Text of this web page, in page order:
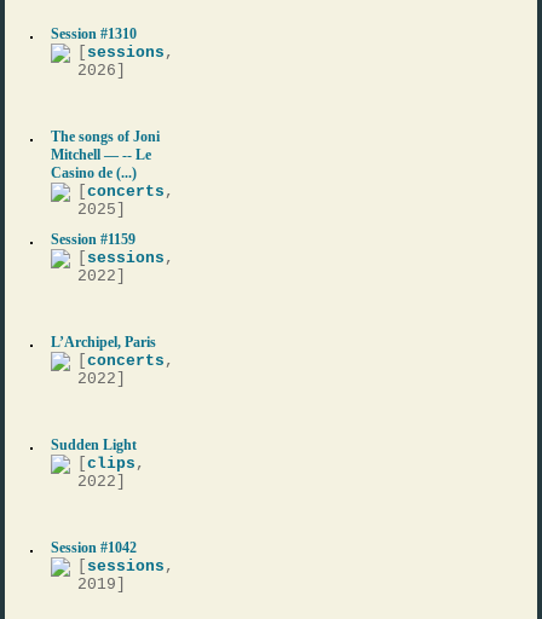
Session #1310
[ sessions ,
2026]
The songs of Joni
Mitchell — -- Le
Casino de (...)
[concerts ,
2025]
Session #1159
[ sessions ,
2022]
L’Archipel, Paris
[concerts ,
2022]
Sudden Light
[clips ,
2022]
Session #1042
[ sessions ,
2019]